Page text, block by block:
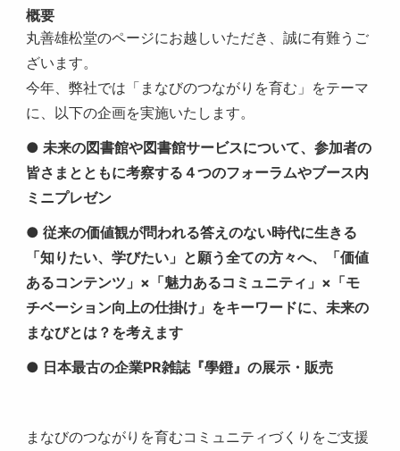
概要
丸善雄松堂のページにお越しいただき、誠に有難うご
ざいます。
今年、弊社では「まなびのつながりを育む」をテーマ
に、以下の企画を実施いたします。
● 未来の図書館や図書館サービスについて、参加者の
皆さまとともに考察する４つのフォーラムやブース内
ミニプレゼン
● 従来の価値観が問われる答えのない時代に生きる
「知りたい、学びたい」と願う全ての方々へ、「価値
あるコンテンツ」×「魅力あるコミュニティ」×「モ
チベーション向上の仕掛け」をキーワードに、未来の
まなびとは？を考えます
● 日本最古の企業PR雑誌『學鐙』の展示・販売
まなびのつながりを育むコミュニティづくりをご支援